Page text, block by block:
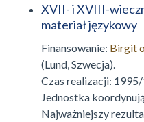
XVII- i XVIII-
materiał językowy
Finansowanie: Birgit
(Lund, Szwecja).
Czas realizacji: 1995/
Jednostka
Najważniejszy